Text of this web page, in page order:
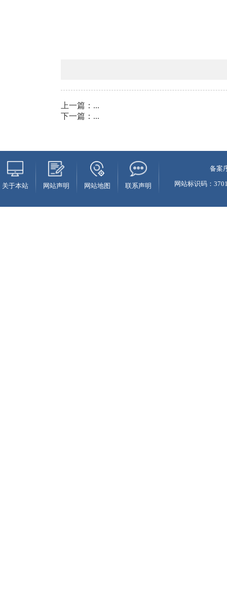
上一篇： ...
下一篇： ...
关于本站 网站声明 网站地图 联系声明
备案
网站标识码：